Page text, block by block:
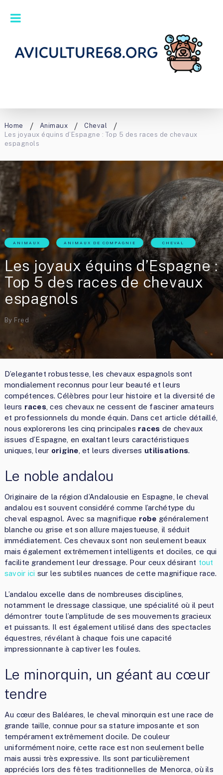
Home Animaux
Cheval
Les joyaux équins d’Espagne : Top 5 des races de chevaux
espagnols
ANIMAUX ANIMAUX DE COMPAGNIE CHEVAL
Les joyaux équins d’Espagne :
Top 5 des races de chevaux
espagnols
By Fred
D’elegantet robustesse, les chevaux espagnols sont
mondialement reconnus pour leur beauté et leurs
compétences. Célèbres pour leur histoire et la diversité de
leurs races , ces chevaux ne cessent de fasciner amateurs
et professionnels du monde équin. Dans cet article détaillé,
nous explorerons les cinq principales races de chevaux
issues d’Espagne, en exaltant leurs caractéristiques
uniques, leur origine , et leurs diverses utilisations.
Le noble andalou
Originaire de la région d’Andalousie en Espagne, le cheval
andalou est souvent considéré comme l’archétype du
cheval espagnol. Avec sa magnifique robe généralement
blanche ou grise et son allure majestueuse, il séduit
immédiatement. Ces chevaux sont non seulement beaux
mais également extrêmement intelligents et dociles, ce qui
facilite grandement leur dressage. Pour ceux désirant tout
savoir ici sur les subtiles nuances de cette magnifique race.
L’andalou excelle dans de nombreuses disciplines,
notamment le dressage classique, une spécialité où il peut
démontrer toute l’amplitude de ses mouvements gracieux
et puissants. Il est également utilisé dans des spectacles
équestres, révélant à chaque fois une capacité
impressionnante à captiver les foules.
Le minorquin, un géant au cœur
tendre
Au cœur des Baléares, le cheval minorquin est une race de
grande taille, connue pour sa stature imposante et son
tempérament extrêmement docile. De couleur
uniformément noire, cette race est non seulement belle
mais aussi très expressive. Ils sont particulièrement
appréciés lors des fêtes traditionnelles de Menorca, où ils